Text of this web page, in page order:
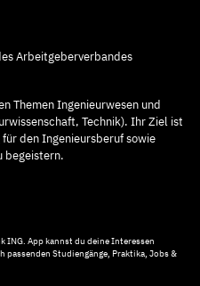
Arbeitgeberverbandes
Themen Ingenieurwesen und
Technik). Ihr Ziel ist
den Ingenieursberuf sowie
begeistern.
ING. App kannst du deine Interessen
passenden Studiengänge, Praktika, Jobs &